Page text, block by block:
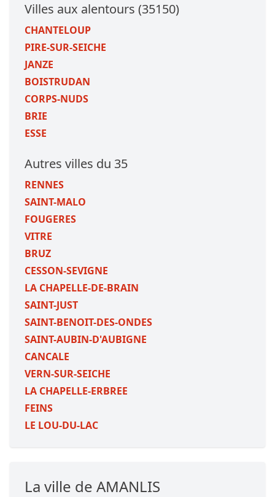
Villes aux alentours (35150)
CHANTELOUP
PIRE-SUR-SEICHE
JANZE
BOISTRUDAN
CORPS-NUDS
BRIE
ESSE
Autres villes du 35
RENNES
SAINT-MALO
FOUGERES
VITRE
BRUZ
CESSON-SEVIGNE
LA CHAPELLE-DE-BRAIN
SAINT-JUST
SAINT-BENOIT-DES-ONDES
SAINT-AUBIN-D'AUBIGNE
CANCALE
VERN-SUR-SEICHE
LA CHAPELLE-ERBREE
FEINS
LE LOU-DU-LAC
La ville de AMANLIS